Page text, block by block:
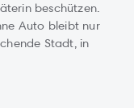
beschützen.
Auto bleibt nur
Stadt, in